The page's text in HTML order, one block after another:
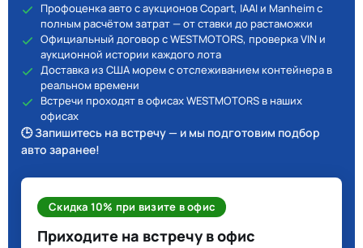
Профоценка авто с аукционов Copart, IAAI и Manheim с
полным расчётом затрат — от ставки до растаможки
Официальный договор с WESTMOTORS, проверка VIN и
аукционной истории каждого лота
Доставка из США морем с отслеживанием контейнера в
реальном времени
Встречи проходят в офисах WESTMOTORS в наших
офисах
🕒 Запишитесь на встречу — и мы подготовим подбор
авто заранее!
Скидка 10% при визите в офис
Приходите на встречу в офис